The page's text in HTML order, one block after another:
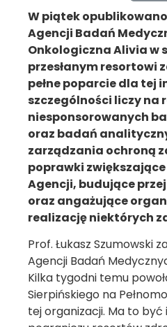
W piątek
Agencji Badań
Onkologiczna Alivia w
przesłanym resortowi
pełne poparcie dla tej
szczególności liczy na
niesponsorowanych
oraz badań
zarządzania ochroną
poprawki
Agencji, budujące
oraz angażujące
realizację niektórych
Prof. Łukasz Szumowski
Agencji Badań
Kilka tygodni temu
Sierpińskiego na
tej organizacji. Ma to